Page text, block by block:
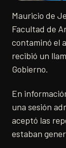
Mauricio de
Facultad de
contaminó el
recibió un
Gobierno.
En
una sesión
aceptó las
estaban